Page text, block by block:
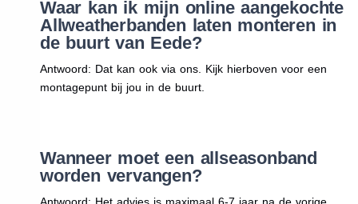
Waar kan ik mijn online aangekochte
Allweatherbanden laten monteren in
de buurt van Eede?
Antwoord: Dat kan ook via ons. Kijk hierboven voor een
montagepunt bij jou in de buurt.
Wanneer moet een allseasonband
worden vervangen?
Antwoord: Het advies is maximaal 6-7 jaar na de vorige